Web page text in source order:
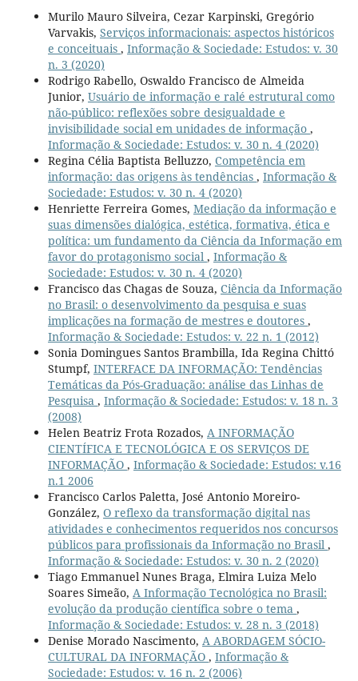
Murilo Mauro Silveira, Cezar Karpinski, Gregório
Varvakis, Serviços informacionais: aspectos históricos
e conceituais , Informação & Sociedade: Estudos: v. 30
n. 3 (2020)
Rodrigo Rabello, Oswaldo Francisco de Almeida
Junior, Usuário de informação e ralé estrutural como
não-público: reflexões sobre desigualdade e
invisibilidade social em unidades de informação ,
Informação & Sociedade: Estudos: v. 30 n. 4 (2020)
Regina Célia Baptista Belluzzo, Competência em
informação: das origens às tendências , Informação &
Sociedade: Estudos: v. 30 n. 4 (2020)
Henriette Ferreira Gomes, Mediação da informação e
suas dimensões dialógica, estética, formativa, ética e
política: um fundamento da Ciência da Informação em
favor do protagonismo social , Informação &
Sociedade: Estudos: v. 30 n. 4 (2020)
Francisco das Chagas de Souza, Ciência da Informação
no Brasil: o desenvolvimento da pesquisa e suas
implicações na formação de mestres e doutores ,
Informação & Sociedade: Estudos: v. 22 n. 1 (2012)
Sonia Domingues Santos Brambilla, Ida Regina Chittó
Stumpf, INTERFACE DA INFORMAÇÃO: Tendências
Temáticas da Pós-Graduação: análise das Linhas de
Pesquisa , Informação & Sociedade: Estudos: v. 18 n. 3
(2008)
Helen Beatriz Frota Rozados, A INFORMAÇÃO
CIENTÍFICA E TECNOLÓGICA E OS SERVIÇOS DE
INFORMAÇÃO , Informação & Sociedade: Estudos: v.16
n.1 2006
Francisco Carlos Paletta, José Antonio Moreiro-
González, O reflexo da transformação digital nas
atividades e conhecimentos requeridos nos concursos
públicos para profissionais da Informação no Brasil ,
Informação & Sociedade: Estudos: v. 30 n. 2 (2020)
Tiago Emmanuel Nunes Braga, Elmira Luiza Melo
Soares Simeão, A Informação Tecnológica no Brasil:
evolução da produção científica sobre o tema ,
Informação & Sociedade: Estudos: v. 28 n. 3 (2018)
Denise Morado Nascimento, A ABORDAGEM SÓCIO-
CULTURAL DA INFORMAÇÃO , Informação &
Sociedade: Estudos: v. 16 n. 2 (2006)